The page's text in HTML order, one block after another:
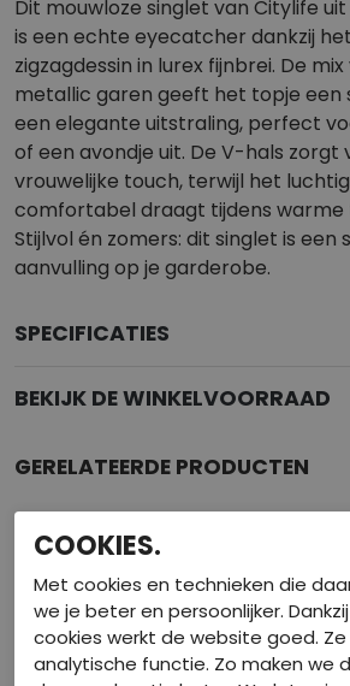
Dit mouwloze singlet van Citylife
is een echte eyecatcher dankzij
zigzagdessin in lurex fijnbrei. De
metallic garen geeft het topje een
een elegante uitstraling, perfect
of een avondje uit. De V-hals zorgt
vrouwelijke touch, terwijl het
comfortabel draagt tijdens
Stijlvol én zomers: dit singlet is een
aanvulling op je garderobe.
SPECIFICATIES
BEKIJK DE WINKELVOORRAAD
GERELATEERDE PRODUCTEN
COOKIES.
Met cookies en technieken die
we je beter en persoonlijker.
cookies werkt de website goed.
analytische functie. Zo maken we